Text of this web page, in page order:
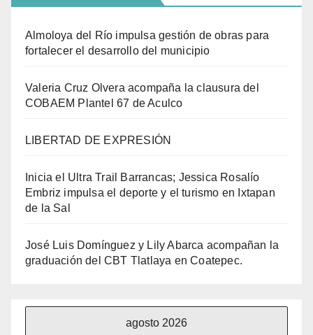
Almoloya del Río impulsa gestión de obras para
fortalecer el desarrollo del municipio
Valeria Cruz Olvera acompaña la clausura del
COBAEM Plantel 67 de Aculco
LIBERTAD DE EXPRESIÓN
Inicia el Ultra Trail Barrancas; Jessica Rosalío
Embriz impulsa el deporte y el turismo en Ixtapan
de la Sal
José Luis Domínguez y Lily Abarca acompañan la
graduación del CBT Tlatlaya en Coatepec.
agosto 2026